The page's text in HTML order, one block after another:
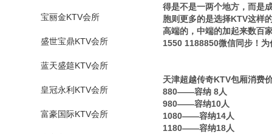
宝丽金KTV会所
盛世宝鼎KTV会所
蓝天盛筵KTV会所
皇冠永利KTV会所
富豪国际KTV会所
得是不是一两个地方，而是
胞则更多的是选择KTV这样
高端的，中端的加起来数百
1550 1188850微信同步！
天津超越传奇KTV包厢消费
880——容纳 8人
980——容纳10人
1080——容纳14人
1180——容纳18人